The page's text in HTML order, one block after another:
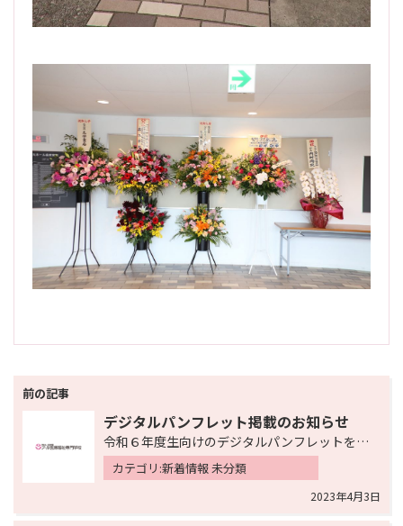
投
デジタルパンフレット掲載のお知らせ
令和６年度生向けのデジタルパンフレットを掲載しました。トップページ右側のバナーより閲覧可能となってい…
カテゴリ:新着情報 未分類
2023年4月3日